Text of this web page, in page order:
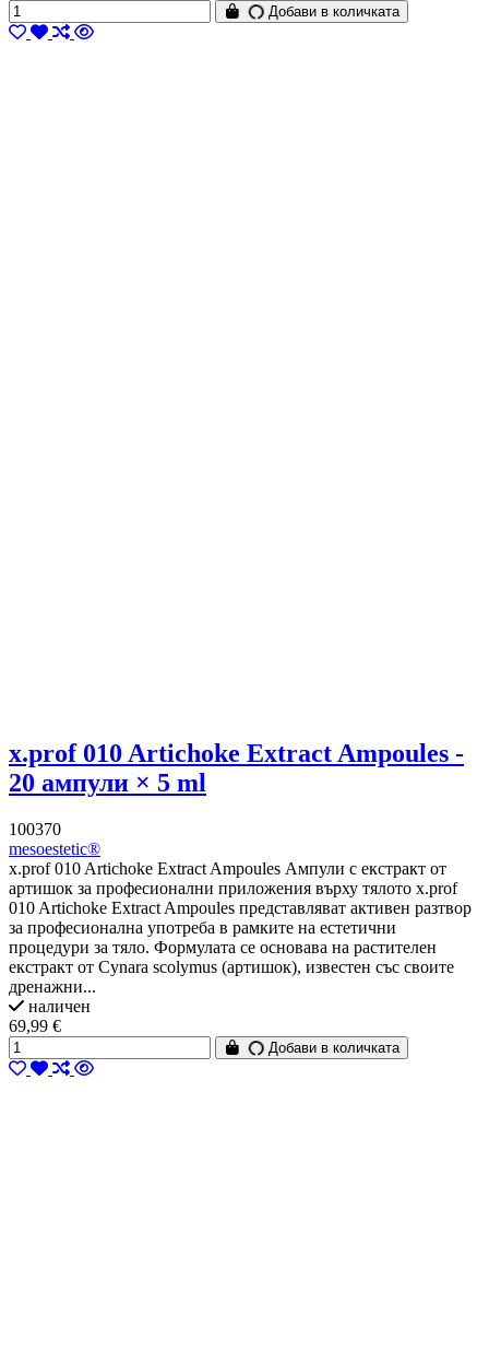
Добави в количката
x.prof 010 Artichoke Extract Ampoules -
20 ампули × 5 ml
100370
mesoestetic®
x.prof 010 Artichoke Extract Ampoules Ампули с екстракт от
артишок за професионални приложения върху тялото x.prof
010 Artichoke Extract Ampoules представляват активен разтвор
за професионална употреба в рамките на естетични
процедури за тяло. Формулата се основава на растителен
екстракт от Cynara scolymus (артишок), известен със своите
дренажни...
наличен
69,99 €
Добави в количката